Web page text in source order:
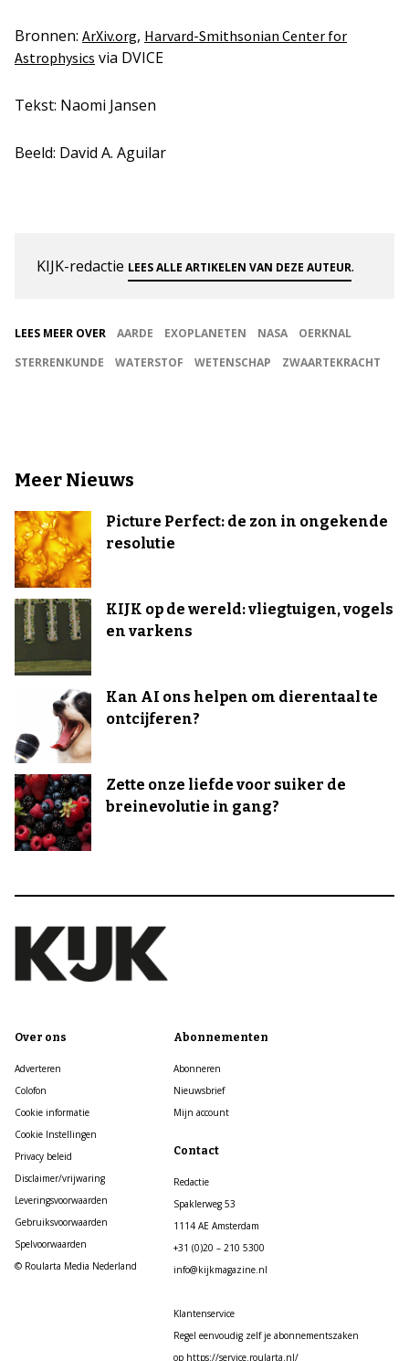
Bronnen: ArXiv.org, Harvard-Smithsonian Center for
Astrophysics via DVICE
Tekst: Naomi Jansen
Beeld: David A. Aguilar
KIJK-redactie LEES ALLE ARTIKELEN VAN DEZE AUTEUR.
LEES MEER OVER AARDE EXOPLANETEN NASA
OERKNAL
STERRENKUNDE
WATERSTOF WETENSCHAP ZWAARTEKRACHT
Meer Nieuws
Picture Perfect: de zon in ongekende
resolutie
KIJK op de wereld: vliegtuigen, vogels
en varkens
Kan AI ons helpen om dierentaal te
ontcijferen?
Zette onze liefde voor suiker de
breinevolutie in gang?
Over ons
Adverteren
Colofon
Cookie informatie
Cookie Instellingen
Privacy beleid
Disclaimer/vrijwaring
Leveringsvoorwaarden
Gebruiksvoorwaarden
Spelvoorwaarden
© Roularta Media Nederland
Abonnementen
Abonneren
Nieuwsbrief
Mijn account
Contact
Redactie
Spaklerweg 53
1114 AE Amsterdam
+31 (0)20 – 210 5300
info@kijkmagazine.nl
Klantenservice
Regel eenvoudig zelf je abonnementszaken
op https://service.roularta.nl/